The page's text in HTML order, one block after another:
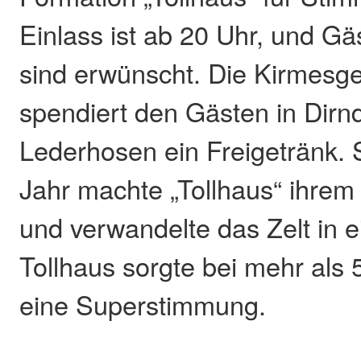
Einlass ist ab 20 Uhr, und
sind erwünscht. Die
spendiert den Gästen in
Lederhosen ein Freigetränk.
Jahr machte „Tollhaus“
und verwandelte das Zelt in
Tollhaus sorgte bei mehr als
eine Superstimmung.